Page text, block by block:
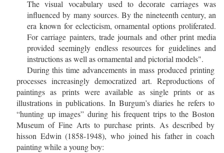
The visual vocabulary used to decorate carriages was
influenced by many sources. By the nineteenth century, an
era known for eclecticism, ornamental options proliferated.
For carriage painters, trade journals and other print media
provided seemingly endless resources for guidelines and
instructions as well as ornamental and pictorial models".
During this time advancements in mass produced printing
processes increasingly democratized art. Reproductions of
paintings as prints were available as single prints or as
illustrations in publications. In Burgum’s diaries he refers to
“hunting up images” during his frequent trips to the Boston
Museum of Fine Arts to purchase prints. As described by
hisson Edwin (1858-1948), who joined his father in coach
painting while a young boy: